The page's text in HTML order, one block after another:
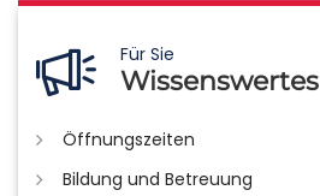
Für Sie
Wissenswertes
Öffnungszeiten
Bildung und Betreuung